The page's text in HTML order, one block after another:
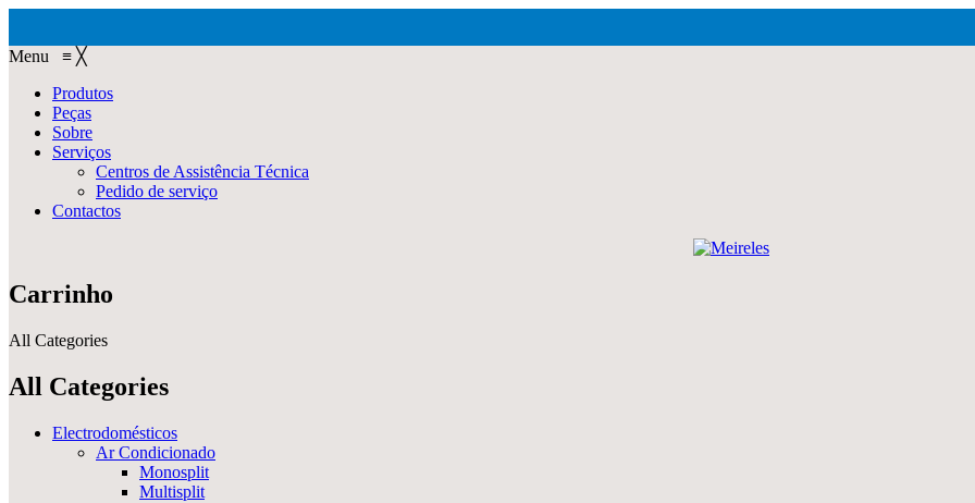
Menu ≡ ╳
Produtos
Peças
Sobre
Serviços
Centros de Assistência Técnica
Pedido de serviço
Contactos
Carrinho
All Categories
All Categories
Electrodomésticos
Ar Condicionado
Monosplit
Multisplit